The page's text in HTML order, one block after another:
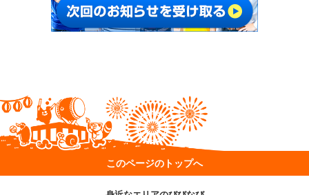
このページのトップへ